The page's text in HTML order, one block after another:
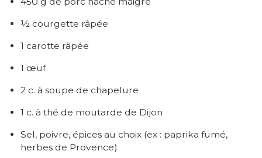
½ courgette râpée
1 carotte râpée
1 œuf
2 c. à soupe de chapelure
1 c. à thé de moutarde de Dijon
Sel, poivre, épices au choix (ex : paprika fumé,
herbes de Provence)